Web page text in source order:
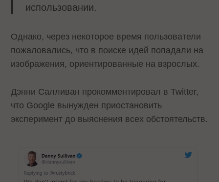
использовании.
Однако, через некоторое время пользователи
пожаловались, что в поиске идей попадали на
изображения, ориентированные на взрослых.
Дэнни Салливан прокомментировал в Twitter,
что Google вынужден приостановить
эксперимент до выяснения всех обстоятельств.